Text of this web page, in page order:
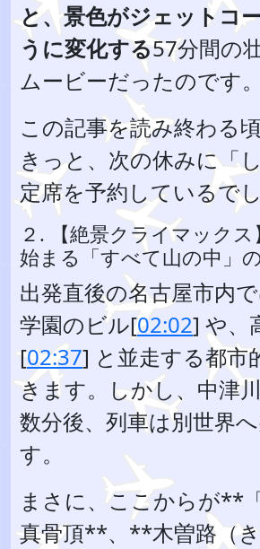
と、景色がジェットコ
うに変化する57分間の
ムービーだったのです。
この記事を読み終わる
きっと、次の休みに「
定席を予約しているでし
２. 【絶景クライマックス
始まる「すべて山の中」
出発直後の名古屋市内
学園のビル[02:02] や、
[02:37] と並走する都市
きます。しかし、中津
数分後、列車は別世界
す。
まさに、ここからが**
真骨頂**、**木曽路（